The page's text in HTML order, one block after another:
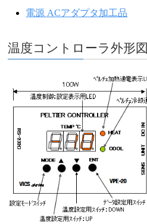
電源 ACアダプタ加工品
温度コントローラ外形図